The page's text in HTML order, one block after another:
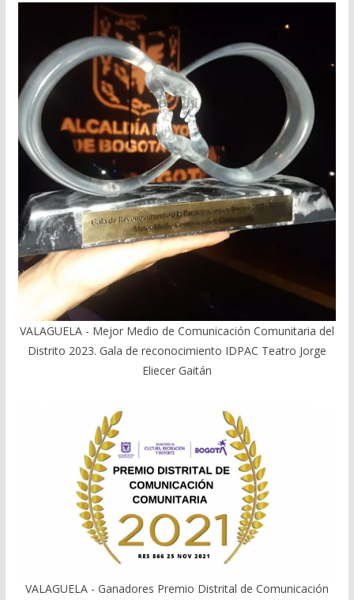
VALAGUELA - Mejor Medio de Comunicación Comunitaria del
Distrito 2023. Gala de reconocimiento IDPAC Teatro Jorge
Eliecer Gaitán
VALAGUELA - Ganadores Premio Distrital de Comunicación